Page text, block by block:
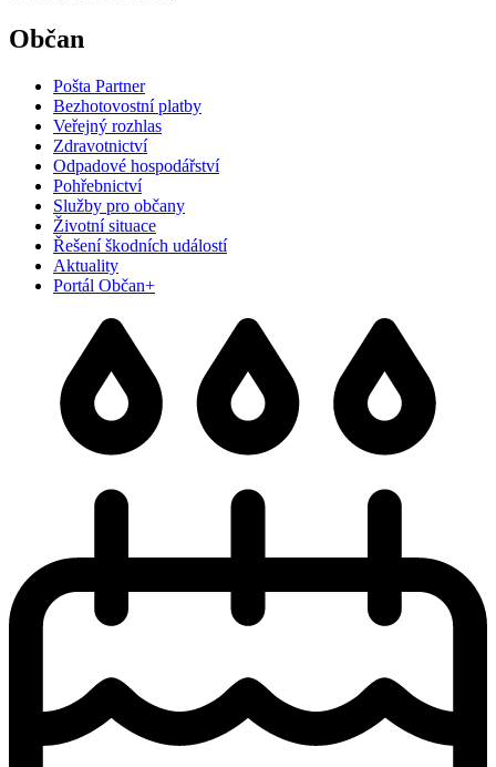
Občan
Pošta Partner
Bezhotovostní platby
Veřejný rozhlas
Zdravotnictví
Odpadové hospodářství
Pohřebnictví
Služby pro občany
Životní situace
Řešení škodních událostí
Aktuality
Portál Občan+